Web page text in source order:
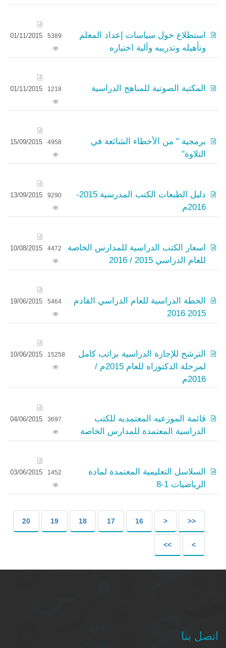
استطلاع حول سياسات إعداد المعلم
وتأهيله وتدريبه وآلية اختياره
5389
01/11/2015
المكتبة الصوتية للمناهج الدراسية 1218
01/11/2015
برمجية " من الأخطاء الشائعة في
التلاوة"
4958
15/09/2015
دليل الطبعات الكتب المدرسية 2015-
2016م
9290
13/09/2015
اسعار الكتب الدراسية للمدارس الخاصة
للعام الدراسي 2015 / 2016
4472
10/08/2015
الخطة الدراسية للعام الدراسي القادم
2015 2016
5464
19/06/2015
الترشح للإجازة الدراسية براتب كامل
لمرحلة الدكتوراه للعام 2015م /
2016م
15258
10/06/2015
قائمة الموزعيه المعتمديه للكتب
الدراسية المعتمدة للمدارس الخاصة
3697
04/06/2015
السلاسل التعليمية المعتمدة لمادة
الرياضيات 1-8
1452
03/06/2015
<<
<
16
17
18
19
20
>
>>
اتصل بنا